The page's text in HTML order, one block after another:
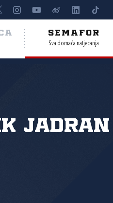
SEMAFOR
Sva domaća natjecanja
Jadran